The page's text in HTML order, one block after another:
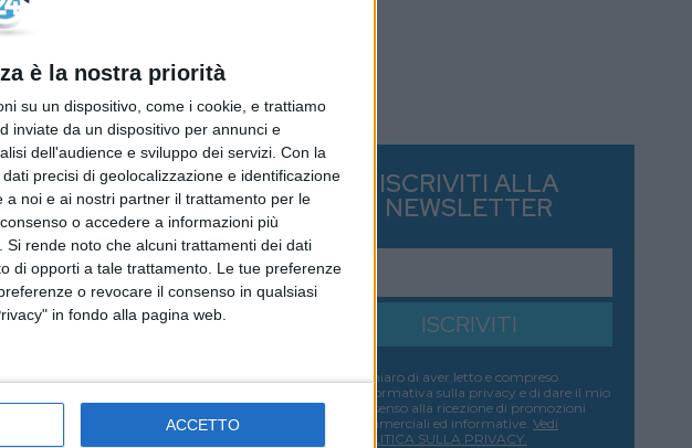
è la nostra priorità
su un dispositivo, come i cookie, e trattiamo
inviate da un dispositivo per annunci e
dell'audience e sviluppo dei servizi. Con la
precisi di geolocalizzazione e identificazione
noi e ai nostri partner il trattamento per le
o accedere a informazioni più
Si rende noto che alcuni trattamenti dei dati
di opporti a tale trattamento. Le tue preferenze
o revocare il consenso in qualsiasi
in fondo alla pagina web.
ACCETTO
ISCRIVITI ALLA
NEWSLETTER
ISCRIVITI
Dichiaro di aver letto e compreso
l'informativa sulla privacy e di dare il mio
consenso alla ricezione di promozioni
commerciali ed informative. Vedi
POLITICA SULLA PRIVACY.